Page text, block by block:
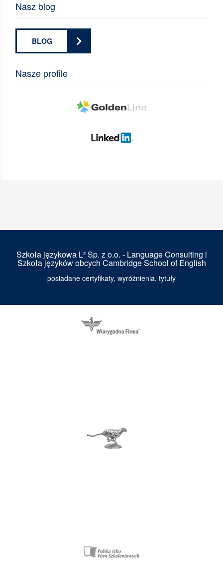
Nasz blog
BLOG
Nasze profile
Szkoła językowa L² Sp. z o.o. - Language Consulting i
Szkoła języków obcych Cambridge School of English
posiadane certyfikaty, wyróżnienia, tytuły